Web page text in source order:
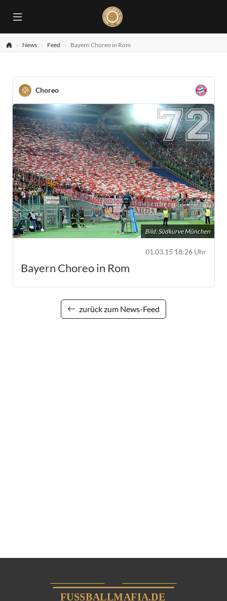
News Feed Bayern Choreo in Rom
Choreo
Bild: Südkurve München
01.03.15 18:26 Uhr
Bayern Choreo in Rom
zurück zum News-Feed